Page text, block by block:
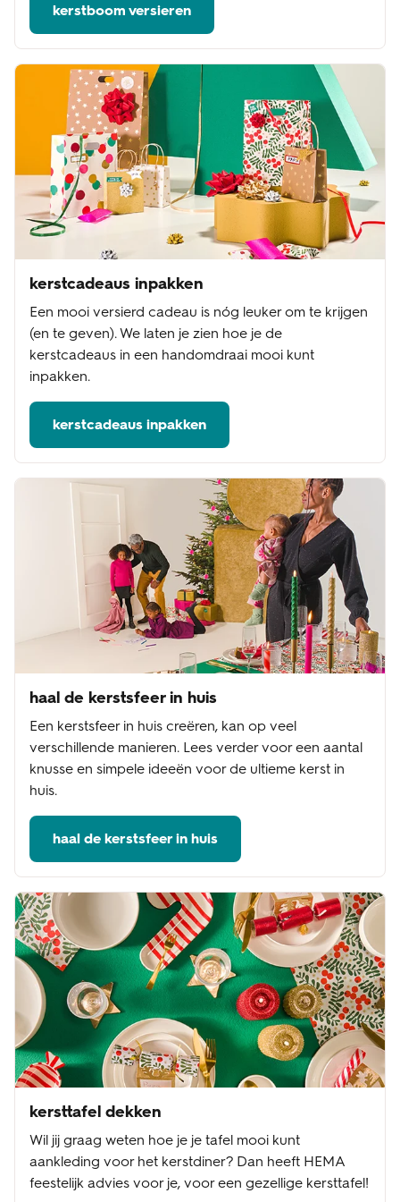
kerstboom versieren
kerstcadeaus inpakken
Een mooi versierd cadeau is nóg leuker om te krijgen
(en te geven). We laten je zien hoe je de
kerstcadeaus in een handomdraai mooi kunt
inpakken.
kerstcadeaus inpakken
haal de kerstsfeer in huis
Een kerstsfeer in huis creëren, kan op veel
verschillende manieren. Lees verder voor een aantal
knusse en simpele ideeën voor de ultieme kerst in
huis.
haal de kerstsfeer in huis
kersttafel dekken
Wil jij graag weten hoe je je tafel mooi kunt
aankleding voor het kerstdiner? Dan heeft HEMA
feestelijk advies voor je, voor een gezellige kersttafel!